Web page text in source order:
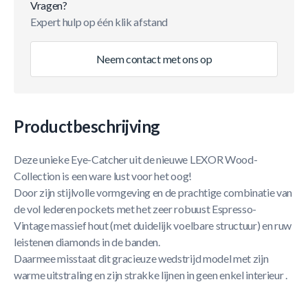
Vragen?
Expert hulp op één klik afstand
Neem contact met ons op
Productbeschrijving
Deze unieke Eye-Catcher uit de nieuwe LEXOR Wood-
Collection is een ware lust voor het oog!
Door zijn stijlvolle vormgeving en de prachtige combinatie van
de vol lederen pockets met het zeer robuust Espresso-
Vintage massief hout (met duidelijk voelbare structuur) en ruw
leistenen diamonds in de banden.
Daarmee misstaat dit gracieuze wedstrijd model met zijn
warme uitstraling en zijn strakke lijnen in geen enkel interieur .